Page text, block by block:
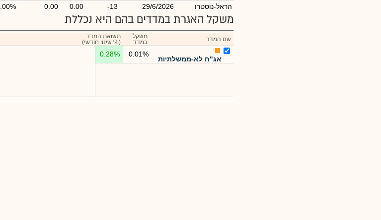
הראל-נוסטרו
29/6/2026
-13
0.00
0.00
משקל האגרת במדדים בהם היא נכללת
שם המדד
משקל
במדד
תשואת המדד
(% שינוי חודשי)
אג"ח לא-ממשלתיות
0.01%
0.28%